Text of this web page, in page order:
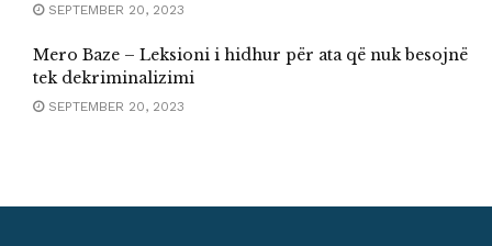
SEPTEMBER 20, 2023
Mero Baze – Leksioni i hidhur për ata që nuk besojnë
tek dekriminalizimi
SEPTEMBER 20, 2023